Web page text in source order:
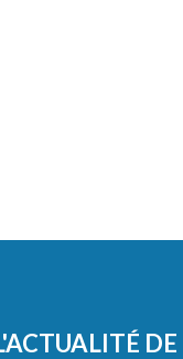
DE